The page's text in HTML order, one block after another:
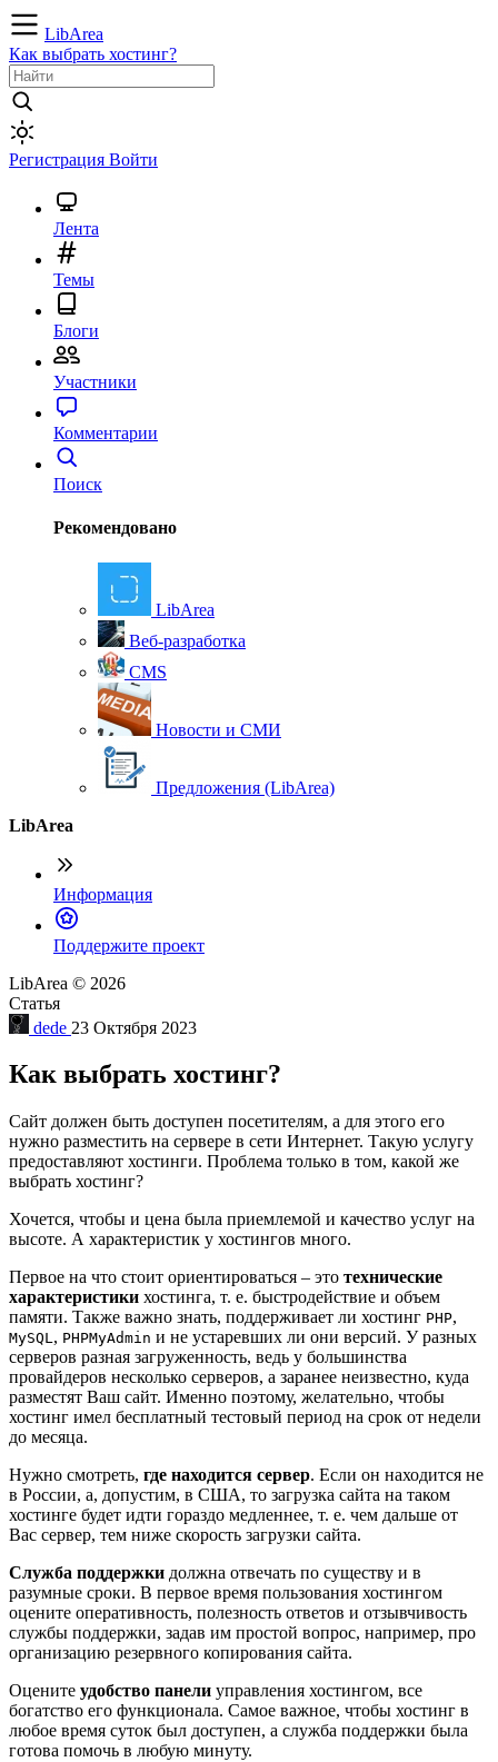
LibArea
Как выбрать хостинг?
Регистрация Войти
Лента
Темы
Блоги
Участники
Комментарии
Поиск
Рекомендовано
LibArea
Веб-разработка
CMS
Новости и СМИ
Предложения (LibArea)
LibArea
Информация
Поддержите проект
LibArea © 2026
Статья
dede 23 Октября 2023
Как выбрать хостинг?
Сайт должен быть доступен посетителям, а для этого его
нужно разместить на сервере в сети Интернет. Такую услугу
предоставляют хостинги. Проблема только в том, какой же
выбрать хостинг?
Хочется, чтобы и цена была приемлемой и качество услуг на
высоте. А характеристик у хостингов много.
Первое на что стоит ориентироваться – это технические
характеристики хостинга, т. е. быстродействие и объем
памяти. Также важно знать, поддерживает ли хостинг PHP,
MySQL, PHPMyAdmin и не устаревших ли они версий. У разных
серверов разная загруженность, ведь у большинства
провайдеров несколько серверов, а заранее неизвестно, куда
разместят Ваш сайт. Именно поэтому, желательно, чтобы
хостинг имел бесплатный тестовый период на срок от недели
до месяца.
Нужно смотреть, где находится сервер. Если он находится не
в России, а, допустим, в США, то загрузка сайта на таком
хостинге будет идти гораздо медленнее, т. е. чем дальше от
Вас сервер, тем ниже скорость загрузки сайта.
Служба поддержки должна отвечать по существу и в
разумные сроки. В первое время пользования хостингом
оцените оперативность, полезность ответов и отзывчивость
службы поддержки, задав им простой вопрос, например, про
организацию резервного копирования сайта.
Оцените удобство панели управления хостингом, все
богатство его функционала. Самое важное, чтобы хостинг в
любое время суток был доступен, а служба поддержки была
готова помочь в любую минуту.